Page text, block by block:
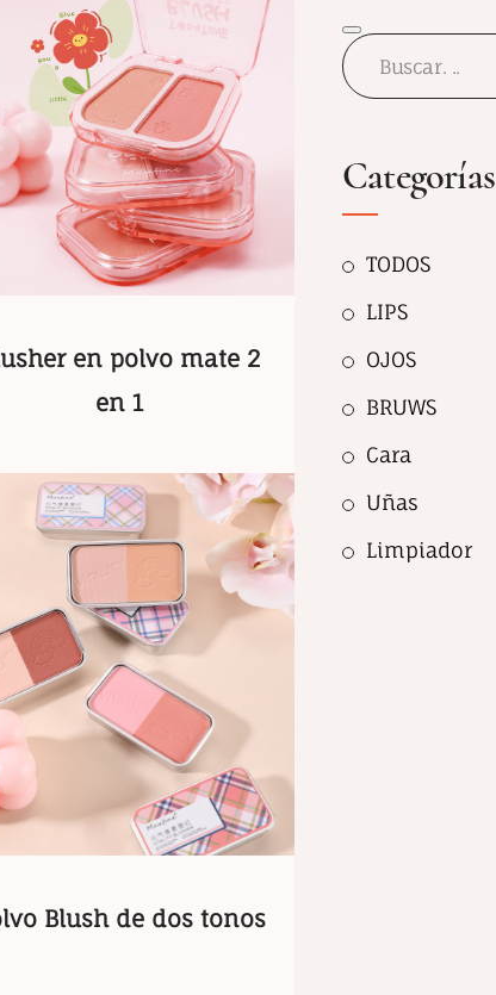
en polvo mate 2
en 1
Blush de dos tonos
Categorías
TODOS
LIPS
OJOS
BRUWS
Cara
Uñas
Limpiador